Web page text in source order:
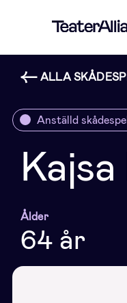
ALLA
Anställd
Ålder
64 år